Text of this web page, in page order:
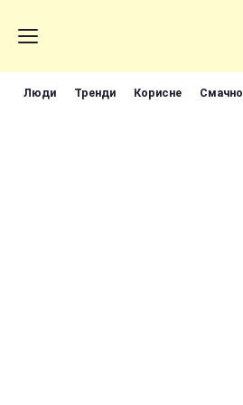
Люди Тренди Корисне Смачно